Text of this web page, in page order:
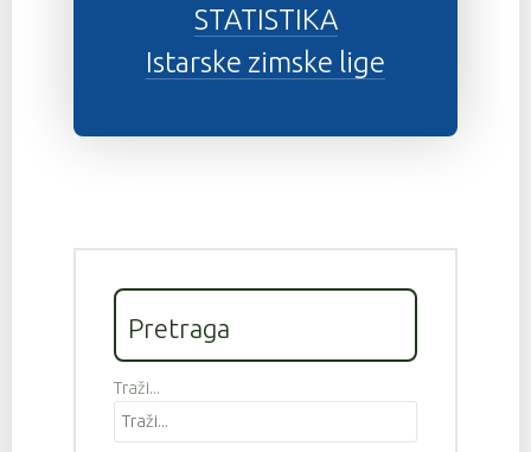
STATISTIKA
Istarske zimske lige
Pretraga
Traži...